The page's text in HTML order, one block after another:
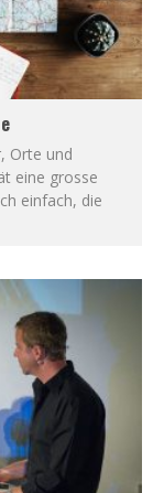
Orte und
eine grosse
einfach, die